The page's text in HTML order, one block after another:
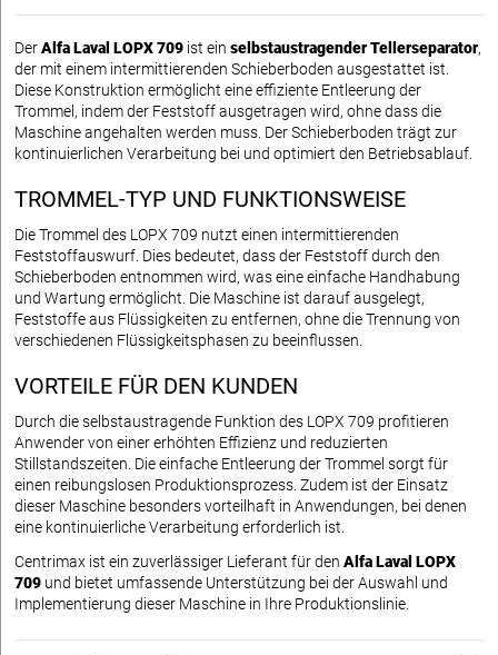
DerAlfa Laval LOPX 709 ist ein selbstaustragender Tellerseparator,
der mit einem intermittierenden Schieberboden ausgestattet ist.
Diese Konstruktion ermöglicht eine effiziente Entleerung der
Trommel, indem der Feststoff ausgetragen wird, ohne dass die
Maschine angehalten werden muss. Der Schieberboden trägt zur
kontinuierlichen Verarbeitung bei und optimiert den Betriebsablauf.
TROMMEL-TYP UND FUNKTIONSWEISE
Die Trommel des LOPX 709 nutzt einen intermittierenden
Feststoffauswurf. Dies bedeutet, dass der Feststoff durch den
Schieberboden entnommen wird, was eine einfache Handhabung
und Wartung ermöglicht. Die Maschine ist darauf ausgelegt,
Feststoffe aus Flüssigkeiten zu entfernen, ohne die Trennung von
verschiedenen Flüssigkeitsphasen zu beeinflussen.
VORTEILE FÜR DEN KUNDEN
Durch die selbstaustragende Funktion des LOPX 709 profitieren
Anwender von einer erhöhten Effizienz und reduzierten
Stillstandszeiten. Die einfache Entleerung der Trommel sorgt für
einen reibungslosen Produktionsprozess. Zudem ist der Einsatz
dieser Maschine besonders vorteilhaft in Anwendungen, bei denen
eine kontinuierliche Verarbeitung erforderlich ist.
Centrimax ist ein zuverlässiger Lieferant für den Alfa Laval LOPX
709 und bietet umfassende Unterstützung bei der Auswahl und
Implementierung dieser Maschine in Ihre Produktionslinie.